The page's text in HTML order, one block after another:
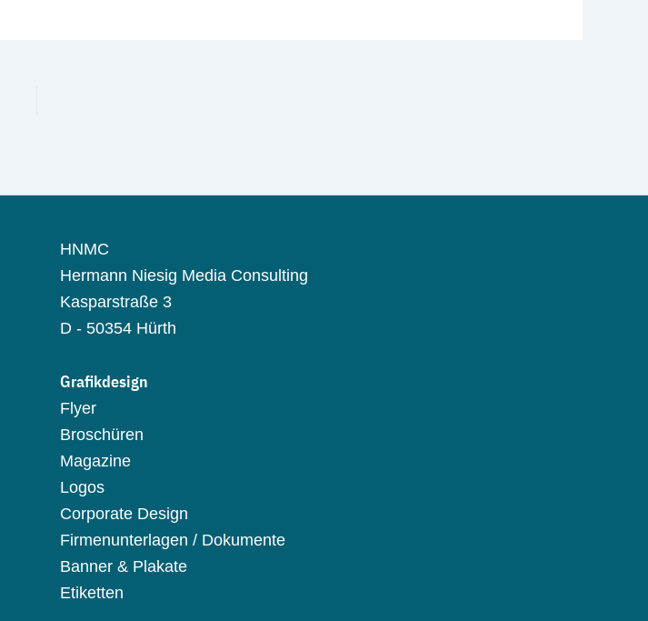
HNMC
Hermann Niesig Media Consulting
Kasparstraße 3
D - 50354 Hürth
Grafikdesign
Flyer
Broschüren
Magazine
Logos
Corporate Design
Firmenunterlagen / Dokumente
Banner & Plakate
Etiketten